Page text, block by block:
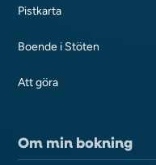
Pistkarta
Boende i Stöten
Att göra
Om min bokning